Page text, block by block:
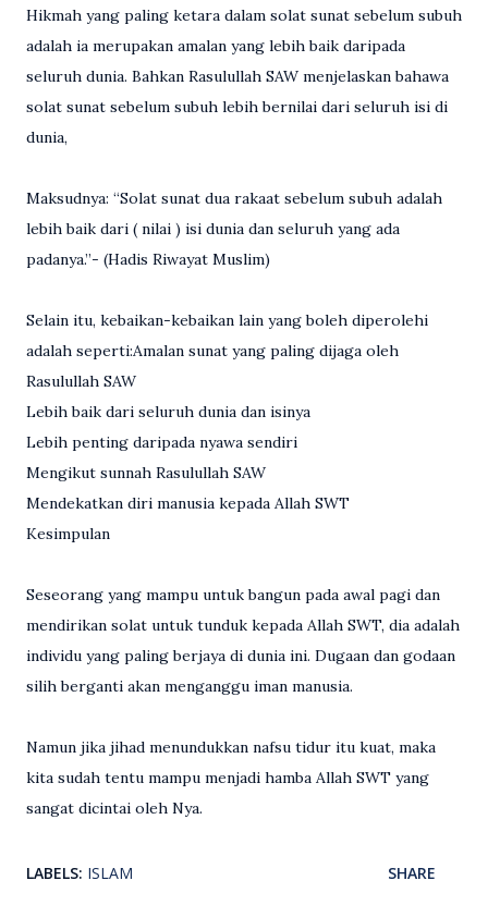
Hikmah yang paling ketara dalam solat sunat sebelum subuh
adalah ia merupakan amalan yang lebih baik daripada
seluruh dunia. Bahkan Rasulullah SAW menjelaskan bahawa
solat sunat sebelum subuh lebih bernilai dari seluruh isi di
dunia,
Maksudnya: “Solat sunat dua rakaat sebelum subuh adalah
lebih baik dari ( nilai ) isi dunia dan seluruh yang ada
padanya.”- (Hadis Riwayat Muslim)
Selain itu, kebaikan-kebaikan lain yang boleh diperolehi
adalah seperti:Amalan sunat yang paling dijaga oleh
Rasulullah SAW
Lebih baik dari seluruh dunia dan isinya
Lebih penting daripada nyawa sendiri
Mengikut sunnah Rasulullah SAW
Mendekatkan diri manusia kepada Allah SWT
Kesimpulan
Seseorang yang mampu untuk bangun pada awal pagi dan
mendirikan solat untuk tunduk kepada Allah SWT, dia adalah
individu yang paling berjaya di dunia ini. Dugaan dan godaan
silih berganti akan menganggu iman manusia.
Namun jika jihad menundukkan nafsu tidur itu kuat, maka
kita sudah tentu mampu menjadi hamba Allah SWT yang
sangat dicintai oleh Nya.
LABELS: ISLAM SHARE